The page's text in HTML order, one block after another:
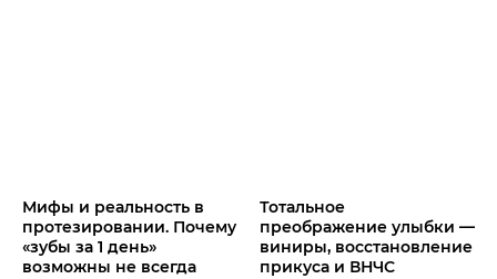
Мифы и реальность в
протезировании. Почему
«зубы за 1 день»
возможны не всегда
Тотальное
преображение улыбки —
виниры, восстановление
прикуса и ВНЧС